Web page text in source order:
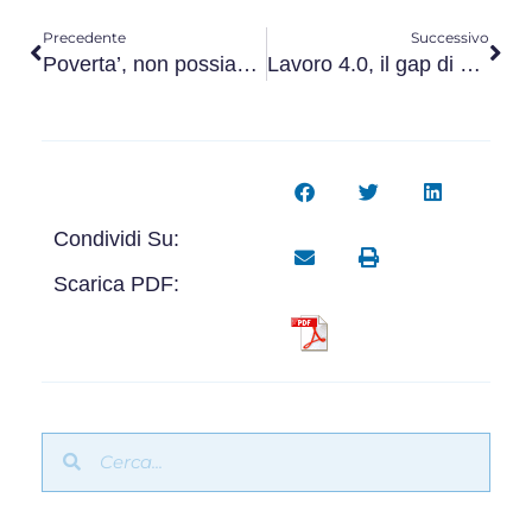
Precedente
Poverta’, non possiamo permetterci di aspettare oltre
Successivo
Lavoro 4.0, il gap di genere si può colmare. In tre mosse
Condividi Su:
Scarica PDF: